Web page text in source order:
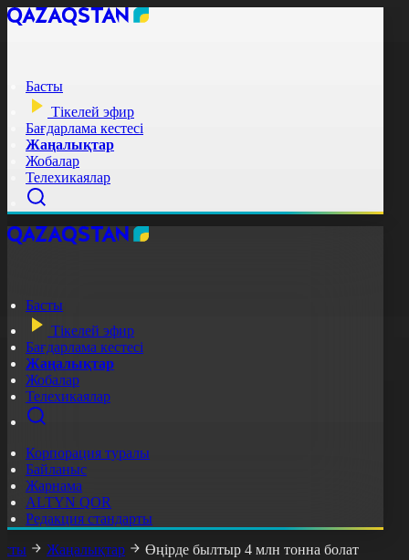
Басты
Тікелей эфир
Бағдарлама кестесі
Жаңалықтар
Жобалар
Телехикаялар
Басты
Тікелей эфир
Бағдарлама кестесі
Жаңалықтар
Жобалар
Телехикаялар
Корпорация туралы
Байланыс
Жарнама
ALTYN QOR
Редакция стандарты
Жаңалықтар
Өңірде былтыр 4 млн тонна болат